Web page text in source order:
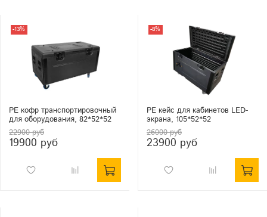
-13%
PE кофр транспортировочный
для оборудования, 82*52*52
22900 руб
19900 руб
-8%
PE кейс для кабинетов LED-
экрана, 105*52*52
26000 руб
23900 руб